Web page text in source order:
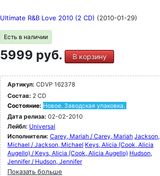
Ultimate R&B Love 2010 (2 CD) (2010-01-29)
Есть в наличии
5999 руб. В корзину
Артикул: CDVP 162378
Состав: 2 CD
Состояние: Новое. Заводская упаковка.
Дата релиза: 02-02-2010
Лейбл: Universal
Исполнители: Carey, Mariah / Carey, Mariah Jackson,
Michael / Jackson, Michael Keys, Alicia (Cook, Alicia
Augello) / Keys, Alicia (Cook, Alicia Augello) Hudson,
Jennifer / Hudson, Jennifer
Показать больше